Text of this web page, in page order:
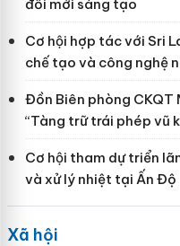
đổi mới sáng tạo
Cơ hội hợp tác với Sri
chế tạo và công nghệ
Đồn Biên phòng CKQT
“Tàng trữ trái phép vũ
Cơ hội tham dự triển
và xử lý nhiệt tại Ấn Độ
Xã hội